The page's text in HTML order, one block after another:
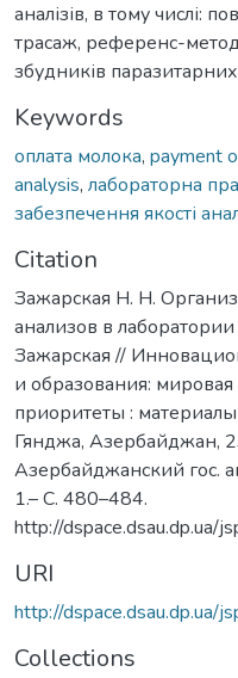
аналізів, в тому числі:
трасаж, референс-
збудників
Keywords
оплата молока, payment
analysis, лабораторна
забезпечення якості
Citation
Зажарская Н. Н.
анализов в
Зажарская //
и образования:
приоритеты :
Гянджа, Азербайджан,
Азербайджанский гос.
1.– С. 480–484.
http://
URI
http://
Collections